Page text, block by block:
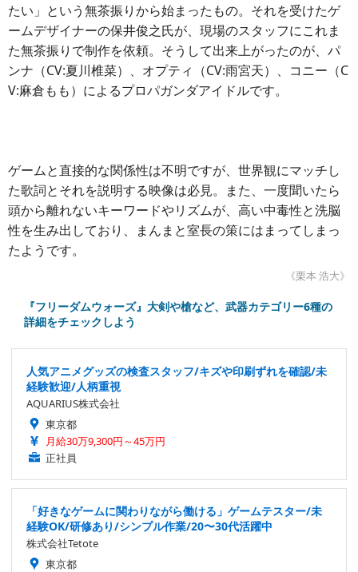
たい」という無茶振りから始まったもの。それを受けたゲ
ームデザイナーの保井俊之氏が、現場のスタッフにこれま
た無茶振りで制作を依頼。そうして出来上がったのが、パ
ンナ（CV:夏川椎菜）、オプティ（CV:雨宮天）、コニー（C
V:麻倉もも）によるプロパガンダアイドルです。
ゲームと直接的な関係性は不明ですが、世界観にマッチし
た歌詞とそれを説明する映像は必見。また、一度聞いたら
頭から離れないキーワードやリズムが、高い中毒性と洗脳
性を生み出しており、まんまと室長の策にはまってしまっ
たようです。
《栗本 浩大》
『フリーダムウォーズ』大剣や槍など、武器カテゴリー6種の
詳細をチェックしよう
人気アニメグッズの検査スタッフ/キズや印刷ずれを確認/未
経験歓迎/人柄重視
AQUARIUS株式会社
東京都
月給30万9,300円～45万円
正社員
「好きなゲームに関わりながら働ける」ゲームテスター/未
経験OK/研修あり/シンプル作業/20〜30代活躍中
株式会社Tetote
東京都